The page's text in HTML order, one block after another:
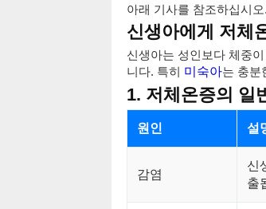
아래 기사를 참조하십시오.
신생아에게 저체
신생아는 성인보다 체중
니다. 특히 미숙아는 충분
1. 저체온증의 일
원인 설
감염
신
출